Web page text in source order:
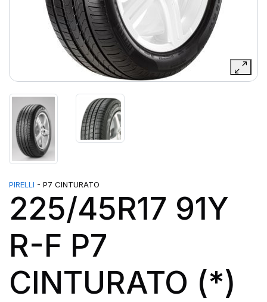
PIRELLI - P7 CINTURATO
225/45R17 91Y
R-F P7
CINTURATO (*)